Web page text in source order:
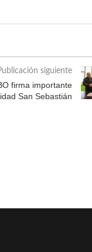
siguiente
firma importante
San Sebastián